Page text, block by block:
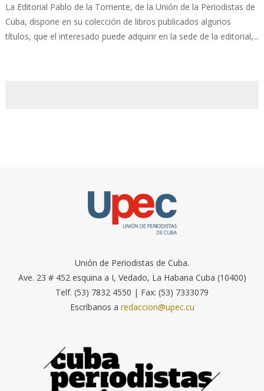
La Editorial Pablo de la Torriente, de la Unión de la Periodistas de
Cuba, dispone en su colección de libros publicados algunos
títulos, que el interesado puede adquirir en la sede de la editorial,...
Unión de Periodistas de Cuba.
Ave. 23 # 452 esquina a I, Vedado, La Habana Cuba (10400)
Telf. (53) 7832 4550 | Fax: (53) 7333079
Escríbanos a redaccion@upec.cu